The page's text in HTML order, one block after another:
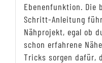
Ebenenfunktion.
Schritt-Anleitung
Nähprojekt, egal ob
schon erfahrene
Tricks sorgen dafür,